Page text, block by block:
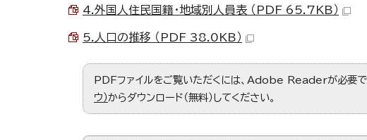
4.外国人住民国籍・地域別人員表 （PDF 65.7KB）
5.人口の推移 （PDF 38.0KB）
PDFファイルをご覧いただくには、Adobe Readerが必要で
ウ）からダウンロード（無料）してください。